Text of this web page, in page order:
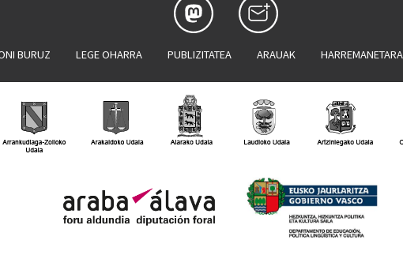
BURUZ LEGE OHARRA PUBLIZITATEA ARAUAK